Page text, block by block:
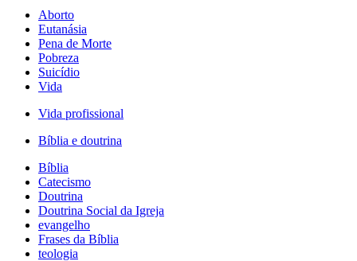
Aborto
Eutanásia
Pena de Morte
Pobreza
Suicídio
Vida
Vida profissional
Bíblia e doutrina
Bíblia
Catecismo
Doutrina
Doutrina Social da Igreja
evangelho
Frases da Bíblia
teologia